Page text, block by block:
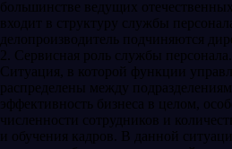
большинстве ведущих
входит в структуру службы
делопроизводитель подчиняются
2. Сервисная роль службы персонала.
Ситуация, в которой функции
распределены между
эффективность бизнеса в целом,
численности сотрудников и
и обучения кадров. В данной